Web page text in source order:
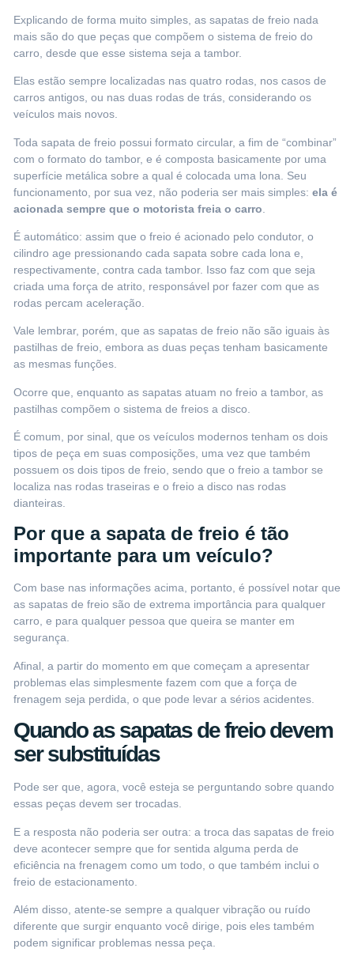
Explicando de forma muito simples, as sapatas de freio nada
mais são do que peças que compõem o sistema de freio do
carro , desde que esse sistema seja a tambor.
Elas estão sempre localizadas nas quatro rodas, nos casos de
carros antigos, ou nas duas rodas de trás, considerando os
veículos mais novos.
Toda sapata de freio possui formato circular, a fim de “combinar”
com o formato do tambor, e é composta basicamente por uma
superfície metálica sobre a qual é colocada uma lona. Seu
funcionamento, por sua vez, não poderia ser mais simples: ela é
acionada sempre que o motorista freia o carro
É automático: assim que o freio é acionado pelo condutor, o
cilindro age pressionando cada sapata sobre cada lona e,
respectivamente, contra cada tambor. Isso faz com que seja
criada uma força de atrito, responsável por fazer com que as
rodas percam aceleração.
Vale lembrar, porém, que as sapatas de freio não são iguais às
pastilhas de freio, embora as duas peças tenham basicamente
as mesmas funções.
Ocorre que, enquanto as sapatas atuam no freio a tambor, as
pastilhas compõem o sistema de freios a disco.
É comum, por sinal, que os veículos modernos tenham os dois
tipos de peça em suas composições, uma vez que também
possuem os dois tipos de freio, sendo que o freio a tambor se
localiza nas rodas traseiras e o freio a disco nas rodas
dianteiras.
Por que a sapata de freio é tão
importante para um veículo?
Com base nas informações acima, portanto, é possível notar que
as sapatas de freio são de extrema importância para qualquer
carro, e para qualquer pessoa que queira se manter em
segurança.
Afinal, a partir do momento em que começam a apresentar
problemas elas simplesmente fazem com que a força de
frenagem seja perdida, o que pode levar a sérios acidentes.
Quando as sapatas de freio devem
ser substituídas
Pode ser que, agora, você esteja se perguntando sobre quando
essas peças devem ser trocadas.
E a resposta não poderia ser outra: a troca das sapatas de freio
deve acontecer sempre que for sentida alguma perda de
eficiência na frenagem como um todo, o que também inclui o
freio de estacionamento.
Além disso, atente-se sempre a qualquer vibração ou ruído
diferente que surgir enquanto você dirige, pois eles também
podem significar problemas nessa peça.